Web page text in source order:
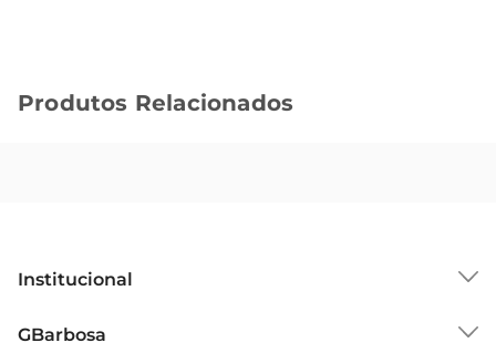
A Marilan é uma marca reconhecida no Brasil,
biscoito e o recheio suave de morango,
mordida.
Produtos Relacionados
Institucional
Grupo Cencosud
GBarbosa